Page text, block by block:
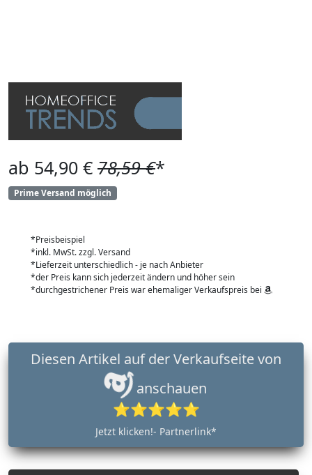
ab 54,90 € 78,59 €*
Prime Versand möglich
*Preisbeispiel
*inkl. MwSt. zzgl. Versand
*Lieferzeit unterschiedlich - je nach Anbieter
*der Preis kann sich jederzeit ändern und höher sein
*durchgestrichener Preis war ehemaliger Verkaufspreis bei
anschauen
⭐⭐⭐⭐⭐
Jetzt klicken!- Partnerlink*